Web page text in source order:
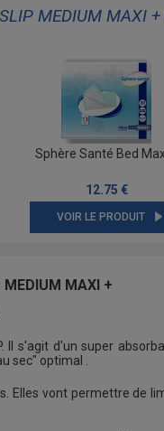
MEDIUM MAXI +
Sphère Santé Bed
12.75 €
VOIR LE PRODUIT
MEDIUM MAXI +
s'agit d'un super
sec" optimal .
Elles vont permettre de